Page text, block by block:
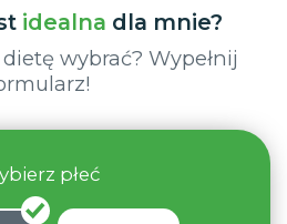
idealna dla mnie?
wybrać? Wypełnij
płeć